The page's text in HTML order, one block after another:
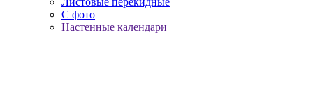
С фото
Настенные календари